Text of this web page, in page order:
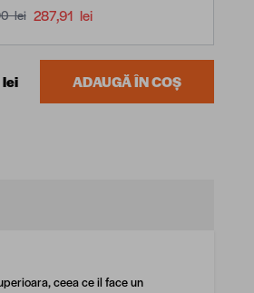
lei 287,91 lei
ADAUGĂ ÎN COȘ
ceea ce il face un